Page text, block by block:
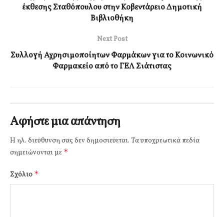
έκθεσης Σταθόπουλου στην Κοβεντάρειο Δημοτική
Βιβλιοθήκη
Next Post
Συλλογή Αχρησιμοποίητων Φαρμάκων για το Κοινωνικό
Φαρμακείο από το ΓΕΛ Σιάτιστας
Αφήστε μια απάντηση
Η ηλ. διεύθυνση σας δεν δημοσιεύεται. Τα υποχρεωτικά πεδία
σημειώνονται με *
Σχόλιο *